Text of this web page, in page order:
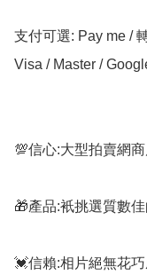
支付可選: Pay me /
Visa / Master /
💯信心:大型拍賣網
🎁產品:衹挑選質數
💓信賴:相片絕無花